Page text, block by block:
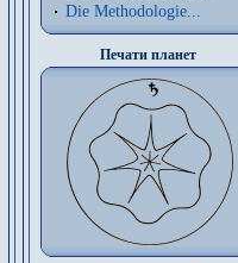
Die Methodologie...
Печати планет